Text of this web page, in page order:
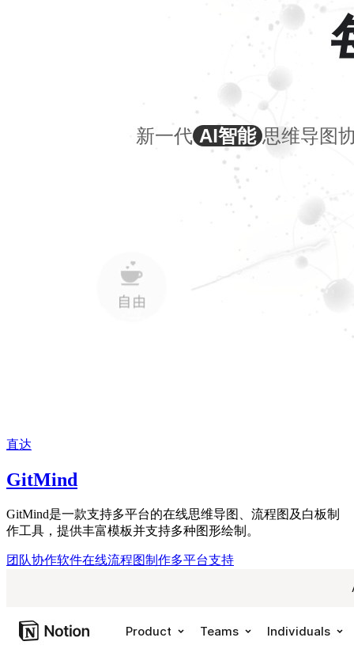
直达
GitMind
GitMind是一款支持多平台的在线思维导图、流程图及白板制
作工具，提供丰富模板并支持多种图形绘制。
团队协作软件在线流程图制作多平台支持